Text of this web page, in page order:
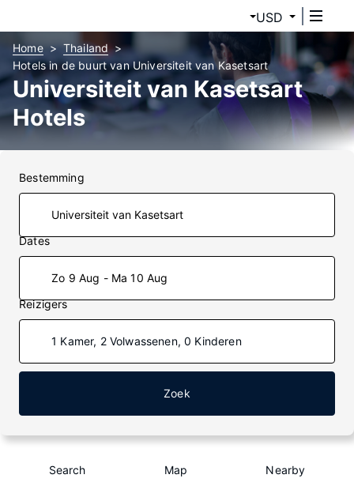
USD
Home
Thailand
Hotels in de buurt van Universiteit van Kasetsart
Universiteit van Kasetsart
Hotels
Bestemming
Dates
Zo 9 Aug - Ma 10 Aug
Reizigers
1 Kamer, 2 Volwassenen, 0 Kinderen
Zoek
Search Map Nearby